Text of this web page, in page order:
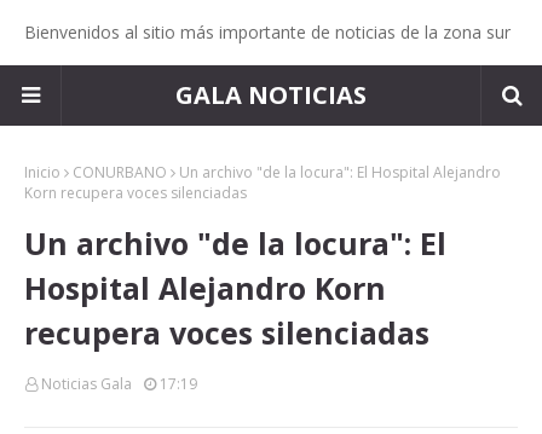
Bienvenidos al sitio más importante de noticias de la zona sur
GALA NOTICIAS
Inicio CONURBANO
Un archivo "de la locura": El Hospital Alejandro
Korn recupera voces silenciadas
Un archivo "de la locura": El
Hospital Alejandro Korn
recupera voces silenciadas
Noticias Gala 17:19